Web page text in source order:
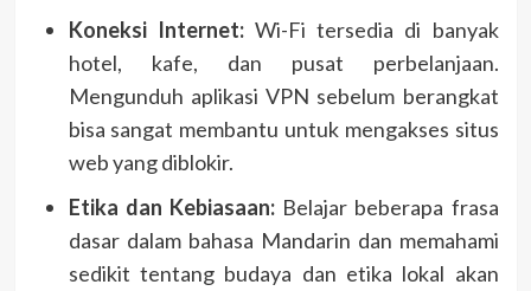
Koneksi Internet:Wi-Fi tersedia di banyak
hotel, kafe, dan pusat perbelanjaan.
Mengunduh aplikasi VPN sebelum berangkat
bisa sangat membantu untuk mengakses situs
web yang diblokir.
Etika dan Kebiasaan:Belajar beberapa frasa
dasar dalam bahasa Mandarin dan memahami
sedikit tentang budaya dan etika lokal akan